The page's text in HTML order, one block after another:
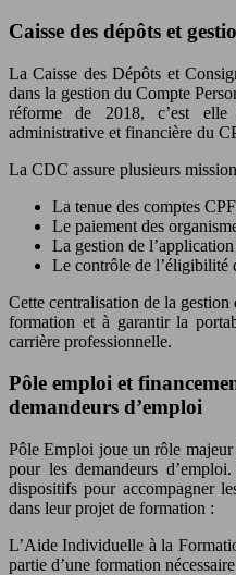
Caisse des dépôts et
La Caisse des Dépôts et
dans la gestion du Compte
réforme de 2018, c’est
administrative et financière du
La CDC assure plusieurs
La tenue des comptes
Le paiement des
La gestion de
Le contrôle de l’éligibilité
Cette centralisation de la
formation et à garantir la
carrière professionnelle.
Pôle emploi et
demandeurs d’emploi
Pôle Emploi joue un rôle
pour les demandeurs
dispositifs pour accompagner
dans leur projet de formation :
L’Aide Individuelle à la
partie d’une formation